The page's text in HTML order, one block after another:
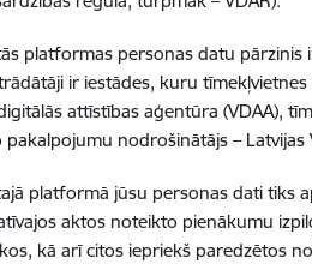
platformas personas datu pārzinis
ir iestādes, kuru
attīstības aģentūra (VDAA),
nodrošinātājs – Latvijas
platformā jūsu personas dati tiks
aktos noteikto pienākumu
kā arī citos iepriekš paredzētos